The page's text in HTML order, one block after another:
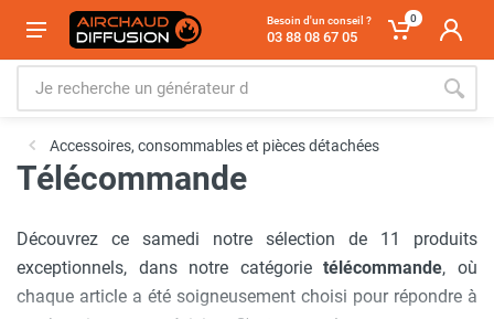
Besoin d'un conseil ?
03 88 08 67 05
0
Accessoires, consommables et pièces détachées
Télécommande
Découvrez ce samedi notre sélection de 11 produits
exceptionnels, dans notre catégorie télécommande, où
chaque article a été soigneusement choisi pour répondre à